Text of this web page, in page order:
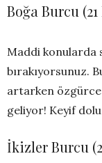
Boğa Burcu
Maddi konularda
bırakıyorsunuz.
artarken özgürce
geliyor! Keyif
İkizler Burcu